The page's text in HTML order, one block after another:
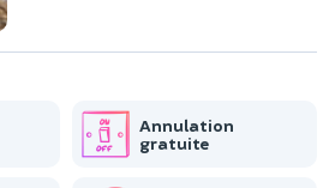
Annulation
gratuite